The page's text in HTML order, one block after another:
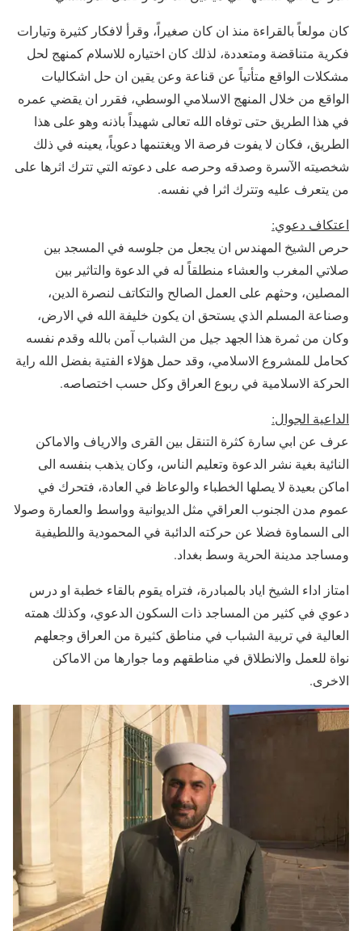
كان مولعاً بالقراءة منذ ان كان صغيراً، وقرأ لافكار كثيرة وتيارات
فكرية متناقضة ومتعددة، لذلك كان اختياره للاسلام كمنهج لحل
مشكلات الواقع متأتياً عن قناعة وعن يقين ان حل اشكاليات
الواقع من خلال المنهج الاسلامي الوسطي، فقرر ان يقضي عمره
في هذا الطريق حتى توفاه الله تعالى شهيداً باذنه وهو على هذا
الطريق، فكان لا يفوت فرصة الا ويغتنمها دعوياً، يعينه في ذلك
شخصيته الآسرة وصدقه وحرصه على دعوته التي تترك اثرها على
من يتعرف عليه وتترك اثرا في نفسه.
اعتكاف دعوي:
حرص الشيخ المهندس ان يجعل من جلوسه في المسجد بين
صلاتي المغرب والعشاء منطلقاً له في الدعوة والتاثير بين
المصلين، وحثهم على العمل الصالح والتكاتف لنصرة الدين،
وصناعة المسلم الذي يستحق ان يكون خليفة الله في الارض،
وكان من ثمرة هذا الجهد جيل من الشباب آمن بالله وقدم نفسه
كحامل للمشروع الاسلامي، وقد حمل هؤلاء الفتية بفضل الله راية
الحركة الاسلامية في ربوع العراق وكل حسب اختصاصه.
الداعية الجوال:
عرف عن ابي سارة كثرة التنقل بين القرى والارياف والاماكن
النائية بغية نشر الدعوة وتعليم الناس، وكان يذهب بنفسه الى
اماكن بعيدة لا يصلها الخطباء والوعاظ في العادة، فتحرك في
عموم مدن الجنوب العراقي مثل الديوانية وواسط والعمارة وصولا
الى السماوة فضلا عن حركته الدائبة في المحمودية واللطيفية
ومساجد مدينة الحرية وسط بغداد.
امتاز اداء الشيخ اياد بالمبادرة، فتراه يقوم بالقاء خطبة او درس
دعوي في كثير من المساجد ذات السكون الدعوي، وكذلك همته
العالية في تربية الشباب في مناطق كثيرة من العراق وجعلهم
نواة للعمل والانطلاق في مناطقهم وما جوارها من الاماكن
الاخرى.